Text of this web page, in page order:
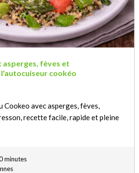
asperges, fèves et
cookéo
Cookeo avec asperges, fèves,
recette facile, rapide et pleine
minutes